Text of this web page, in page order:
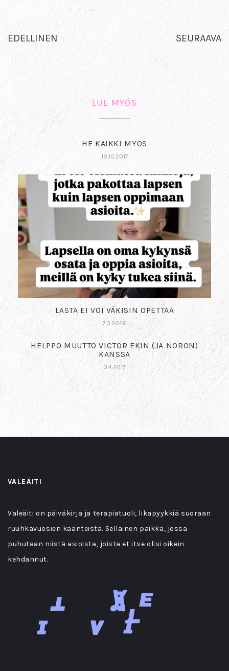
EDELLINEN SEURAAVA
LUE MYÖS
HE KAIKKI MYÖS
19.10.2017
LASTA EI VOI VÄKISIN OPETTAA
7.3.2026
HELPPO MUUTTO VICTOR EKIN (JA NORON)
KANSSA
3.4.2017
VALEÄITI
Valeäiti on päiväkirja ja terapiatuoli, likapyykkiä suoraan
ruuhkavuosien käänteistä. Sellainen paikka, jossa
puhutaan niistä asioista, joista et itse olisi oikein
kehdannut.